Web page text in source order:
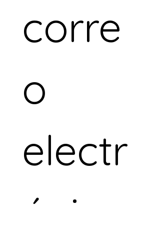
corre
o
electr
ónico